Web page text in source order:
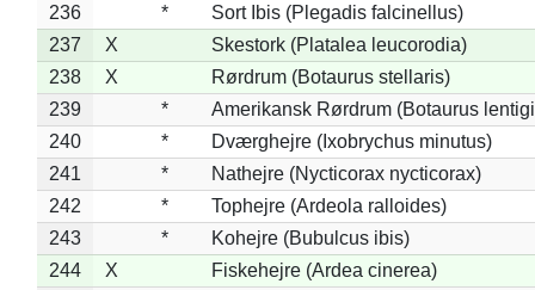
236
*
Sort Ibis (Plegadis falcinellus)
237
X
Skestork (Platalea leucorodia)
238
X
Rørdrum (Botaurus stellaris)
239
*
Amerikansk Rørdrum (Botaurus
240
*
Dværghejre (Ixobrychus minutus)
241
*
Nathejre (Nycticorax nycticorax)
242
*
Tophejre (Ardeola ralloides)
243
*
Kohejre (Bubulcus ibis)
244
X
Fiskehejre (Ardea cinerea)